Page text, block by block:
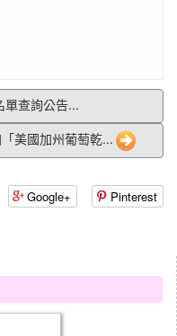
查詢公告...
美國加州葡萄乾...
Google+ Pinterest